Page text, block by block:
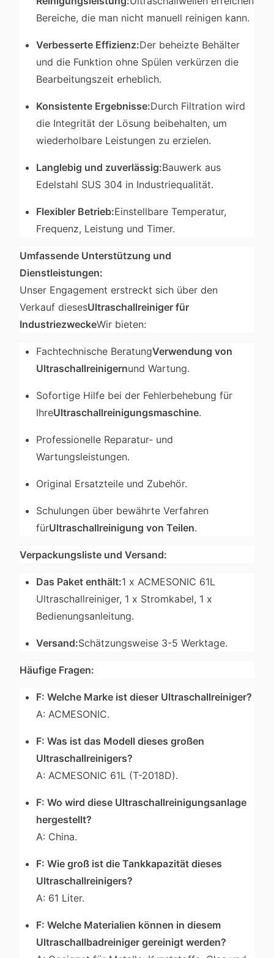
Bereiche, die man nicht manuell reinigen kann.
Verbesserte Effizienz:Der beheizte Behälter
und die Funktion ohne Spülen verkürzen die
Bearbeitungszeit erheblich.
Konsistente Ergebnisse:Durch Filtration wird
die Integrität der Lösung beibehalten, um
wiederholbare Leistungen zu erzielen.
Langlebig und zuverlässig:Bauwerk aus
Edelstahl SUS 304 in Industriequalität.
Flexibler Betrieb:Einstellbare Temperatur,
Frequenz, Leistung und Timer.
Umfassende Unterstützung und
Dienstleistungen:
Unser Engagement erstreckt sich über den
Verkauf diesesUltraschallreiniger für
IndustriezweckeWir bieten:
Fachtechnische BeratungVerwendung von
Ultraschallreinigernund Wartung.
Sofortige Hilfe bei der Fehlerbehebung für
IhreUltraschallreinigungsmaschine.
Professionelle Reparatur- und
Wartungsleistungen.
Original Ersatzteile und Zubehör.
Schulungen über bewährte Verfahren
fürUltraschallreinigung von Teilen.
Verpackungsliste und Versand:
Das Paket enthält:1 x ACMESONIC 61L
Ultraschallreiniger, 1 x Stromkabel, 1 x
Bedienungsanleitung.
Versand:Schätzungsweise 3-5 Werktage.
Häufige Fragen:
F: Welche Marke ist dieser Ultraschallreiniger?
A: ACMESONIC.
F: Was ist das Modell dieses großen
Ultraschallreinigers?
A: ACMESONIC 61L (T-2018D).
F: Wo wird diese Ultraschallreinigungsanlage
hergestellt?
A: China.
F: Wie groß ist die Tankkapazität dieses
Ultraschallreinigers?
A: 61 Liter.
F: Welche Materialien können in diesem
Ultraschallbadreiniger gereinigt werden?